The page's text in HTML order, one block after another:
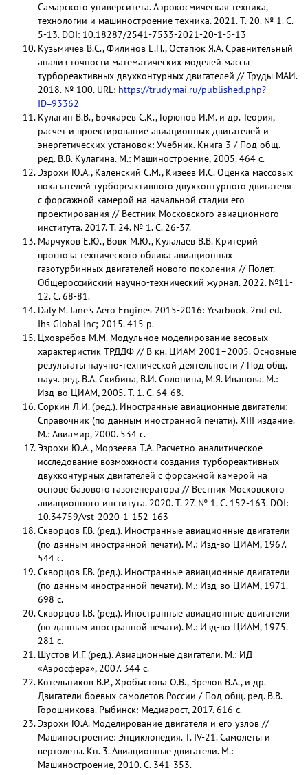
Самарского университета. Аэрокосмическая техника,
технологии и машиностроение техника. 2021. Т. 20. № 1. С.
5-13. DOI: 10.18287/2541-7533-2021-20-1-5-13
Кузьмичев B.C., Филинов Е.П., Остапюк Я.А. Сравнительный
анализ точности математических моделей массы
турбореактивных двухконтурных двигателей // Труды МАИ.
2018. № 100. URL: https://trudymai.ru/published.php?
ID=93362
Кулагин В.В., Бочкарев С.К., Горюнов И.М. и др. Теория,
расчет и проектирование авиационных двигателей и
энергетических установок: Учебник. Книга 3 / Под общ.
ред. В.В. Кулагина. М.: Машиностроение, 2005. 464 с.
Эзрохи Ю.А., Каленский С.М., Кизеев И.С. Оценка массовых
показателей турбореактивного двухконтурного двигателя
с форсажной камерой на начальной стадии его
проектирования // Вестник Московского авиационного
института. 2017. Т. 24. № 1. С. 26-37.
Марчуков Е.Ю., Вовк М.Ю., Кулалаев В.В. Критерий
прогноза технического облика авиационных
газотурбинных двигателей нового поколения // Полет.
Общероссийский научно-технический журнал. 2022. №11-
12. С. 68-81.
Daly M. Jane's Aero Engines 2015-2016: Yearbook. 2nd ed. ‎
Ihs Global Inc; 2015. 415 p.
Цховребов М.М. Модульное моделирование весовых
характеристик ТРДДФ // В кн. ЦИАМ 2001–2005. Основные
результаты научно-технической деятельности / Под общ.
науч. ред. В.А. Скибина, В.И. Солонина, М.Я. Иванова. М.:
Изд-во ЦИАМ, 2005. Т. 1. С. 64-68.
Соркин Л.И. (ред.). Иностранные авиационные двигатели:
Справочник (по данным иностранной печати). XIII издание.
М.: Авиамир, 2000. 534 с.
Эзрохи Ю.А., Морзеева Т.А. Расчетно-аналитическое
исследование возможности создания турбореактивных
двухконтурных двигателей с форсажной камерой на
основе базового газогенератора // Вестник Московского
авиационного института. 2020. Т. 27. № 1. С. 152-163. DOI:
10.34759/vst-2020-1-152-163
Скворцов Г.В. (ред.). Иностранные авиационные двигатели
(по данным иностранной печати). М.: Изд-во ЦИАМ, 1967.
544 с.
Скворцов Г.В. (ред.). Иностранные авиационные двигатели
(по данным иностранной печати). М.: Изд-во ЦИАМ, 1971.
698 с.
Скворцов Г.В. (ред.). Иностранные авиационные двигатели
(по данным иностранной печати). М.: Изд-во ЦИАМ, 1975.
281 с.
Шустов И.Г. (ред.). Авиационные двигатели. М.: ИД
«Аэросфера», 2007. 344 с.
Котельников В.Р., Хробыстова О.В., Зрелов В.А., и др.
Двигатели боевых самолетов России / Под общ. ред. В.В.
Горошникова. Рыбинск: Медиарост, 2017. 616 с.
Эзрохи Ю.А. Моделирование двигателя и его узлов //
Машиностроение: Энциклопедия. Т. IV-21. Самолеты и
вертолеты. Кн. 3. Авиационные двигатели. М.:
Машиностроение, 2010. С. 341-353.